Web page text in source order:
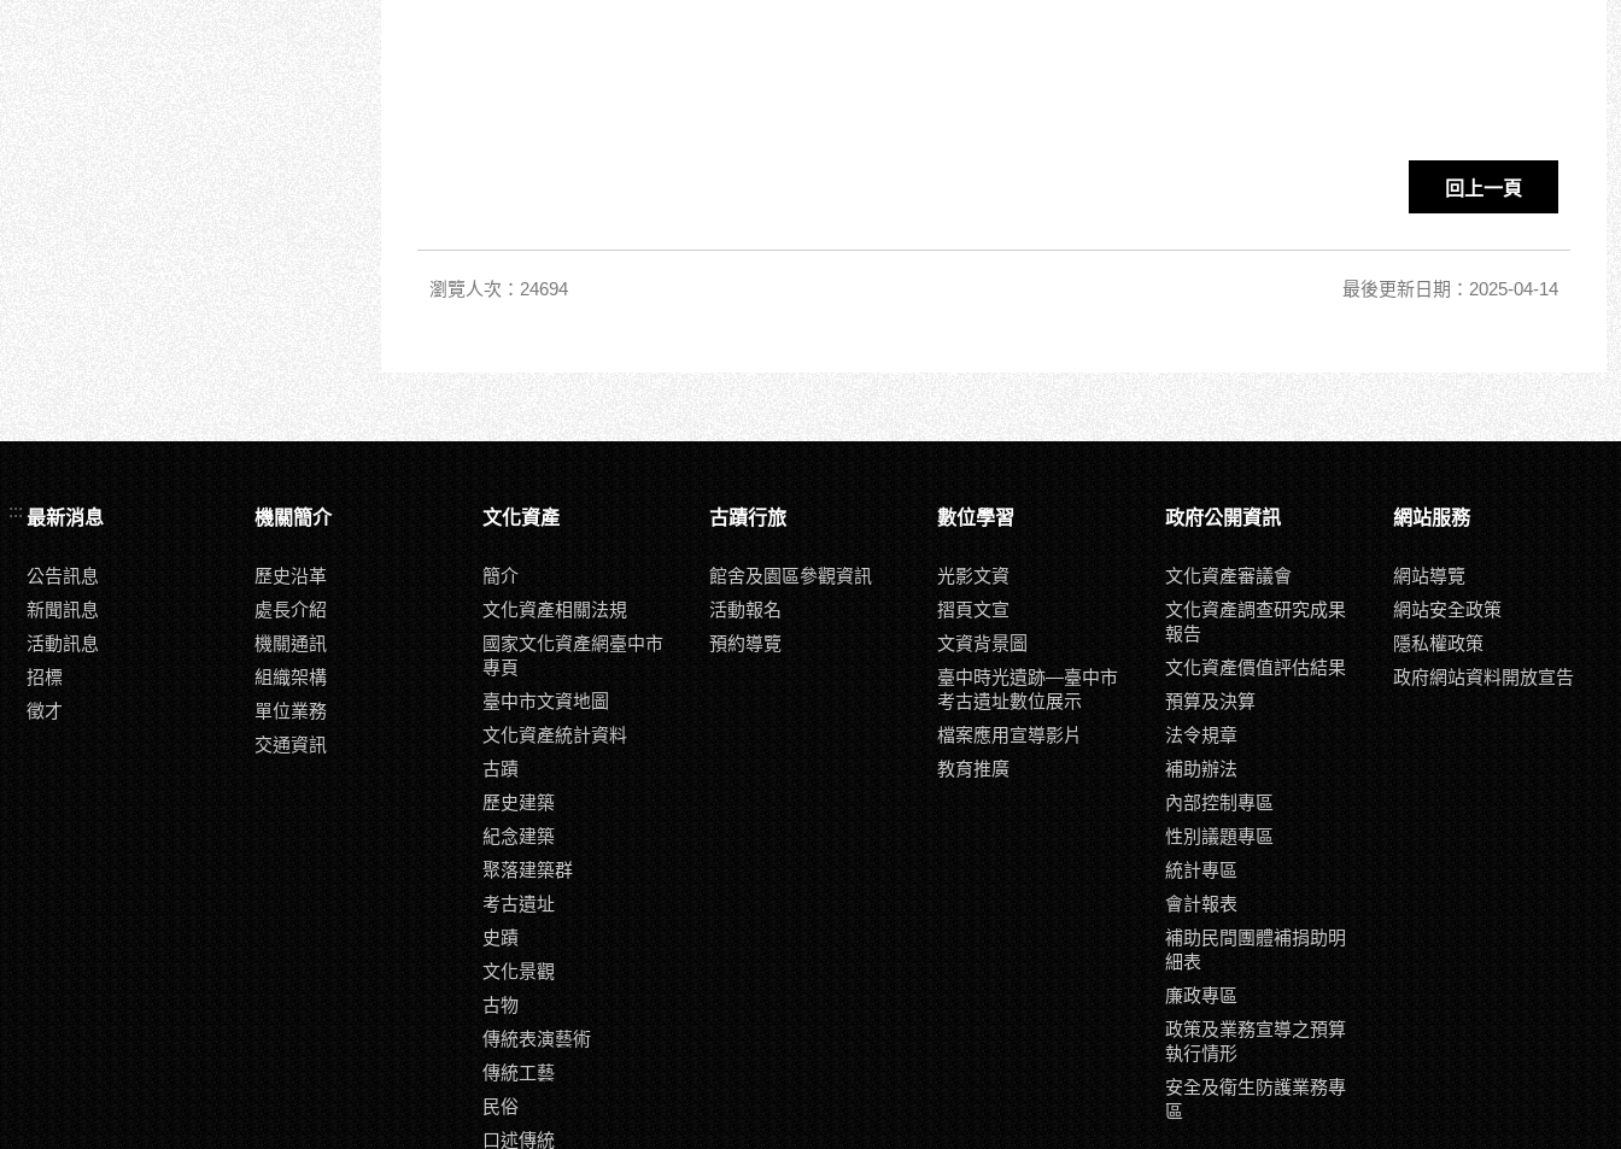
回上一頁
瀏覽人次：24694 最後更新日期：2025-04-14
::: 最新消息
公告訊息
新聞訊息
活動訊息
招標
徵才
機關簡介
歷史沿革
處長介紹
機關通訊
組織架構
單位業務
交通資訊
文化資產
簡介
文化資產相關法規
國家文化資產網臺中市
專頁
臺中市文資地圖
文化資產統計資料
古蹟
歷史建築
紀念建築
聚落建築群
考古遺址
史蹟
文化景觀
古物
傳統表演藝術
傳統工藝
民俗
口述傳統
古蹟行旅
館舍及園區參觀資訊
活動報名
預約導覽
數位學習
光影文資
摺頁文宣
文資背景圖
臺中時光遺跡—臺中市
考古遺址數位展示
檔案應用宣導影片
教育推廣
政府公開資訊
文化資產審議會
文化資產調查研究成果
報告
文化資產價值評估結果
預算及決算
法令規章
補助辦法
內部控制專區
性別議題專區
統計專區
會計報表
補助民間團體補捐助明
細表
廉政專區
政策及業務宣導之預算
執行情形
安全及衛生防護業務專
區
網站服務
網站導覽
網站安全政策
隱私權政策
政府網站資料開放宣告